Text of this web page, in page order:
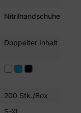
Nitrilhandschuhe
Doppelter Inhalt
200 Stk./Box